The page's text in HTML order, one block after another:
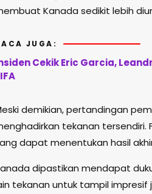
Kanada sedikit lebih
JUGA:
Cekik Eric Garcia,
demikian, pertandingan
tekanan
dapat menentukan hasil
dipastikan mendapat
tekanan untuk tampil impresif